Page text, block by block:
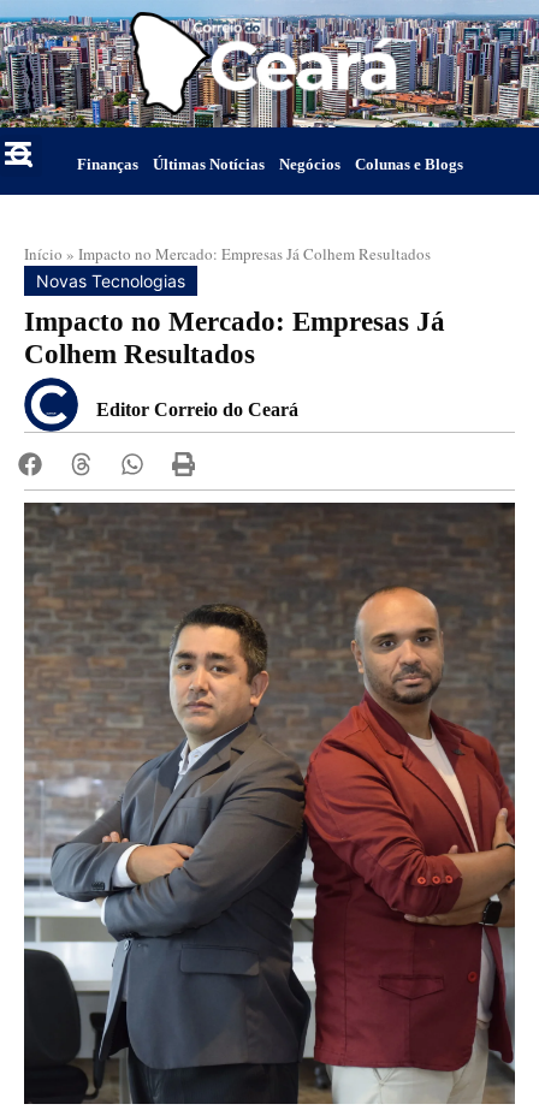
Finanças Últimas Notícias Negócios Colunas e Blogs
Início » Impacto no Mercado: Empresas Já Colhem Resultados
Novas Tecnologias
Impacto no Mercado: Empresas Já
Colhem Resultados
Editor Correio do Ceará